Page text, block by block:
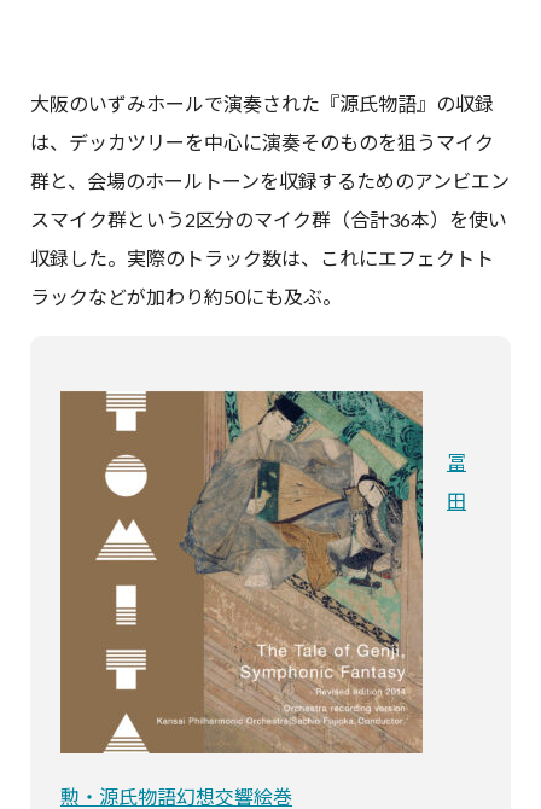
大阪のいずみホールで演奏された『源氏物語』の収録
は、デッカツリーを中心に演奏そのものを狙うマイク
群と、会場のホールトーンを収録するためのアンビエン
スマイク群という2区分のマイク群（合計36本）を使い
収録した。実際のトラック数は、これにエフェクトト
ラックなどが加わり約50にも及ぶ。
冨
田
勲・源氏物語幻想交響絵巻